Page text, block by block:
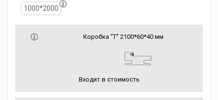
1000*2000
Коробка "Т" 2100*60*40 мм
Входит в стоимость